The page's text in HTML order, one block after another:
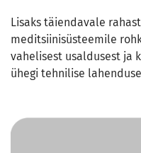
Lisaks täiendavale
meditsiinisüsteemile
vahelisest usaldusest ja
ühegi tehnilise